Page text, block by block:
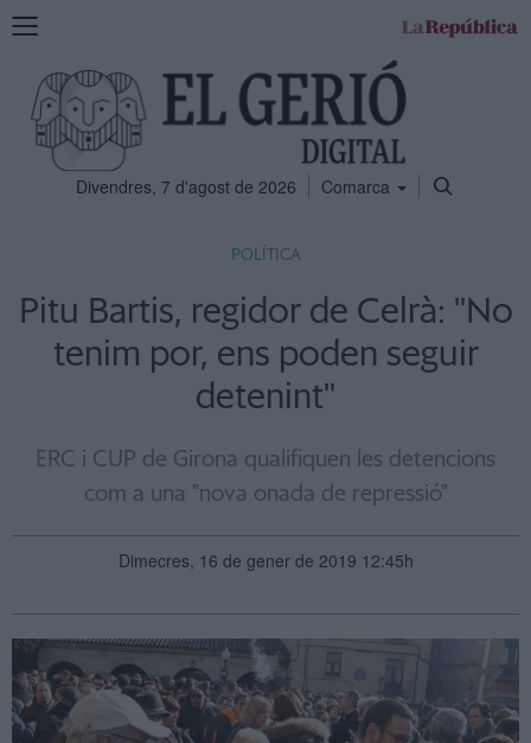
Mostra
navegació
Divendres, 7 d'agost de 2026 Comarca
POLÍTICA
Pitu Bartis, regidor de Celrà: ''No
tenim por, ens poden seguir
detenint''
ERC i CUP de Girona qualifiquen les detencions
com a una "nova onada de repressió"
Dimecres, 16 de gener de 2019 12:45h